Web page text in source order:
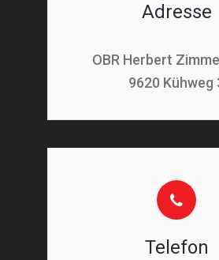
Adresse
OBR Herbert
9620 Kühweg
Telefon